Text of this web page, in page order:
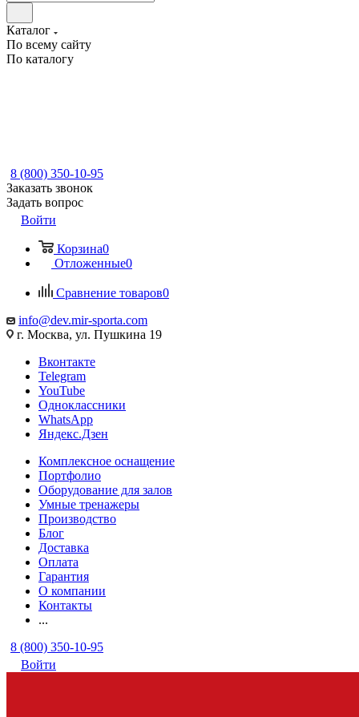
Каталог
По всему сайту
По каталогу
8 (800) 350-10-95
Заказать звонок
Задать вопрос
Войти
Корзина0
Отложенные0
Сравнение товаров0
info@dev.mir-sporta.com
г. Москва, ул. Пушкина 19
Вконтакте
Telegram
YouTube
Одноклассники
WhatsApp
Яндекс.Дзен
Комплексное оснащение
Портфолио
Оборудование для залов
Умные тренажеры
Производство
Блог
Доставка
Оплата
Гарантия
О компании
Контакты
...
8 (800) 350-10-95
Войти